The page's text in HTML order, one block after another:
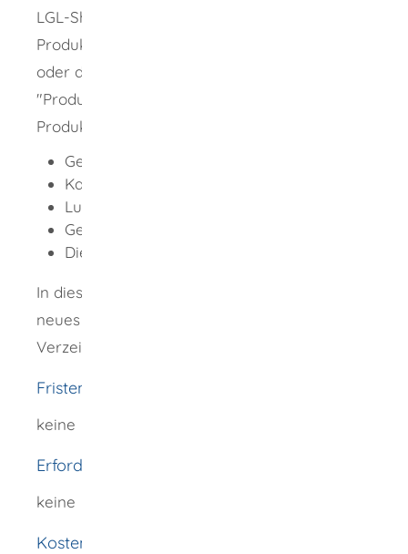
LGL-Shop aus. Um Informationen über die
Produkte und Dienstleistungen zu erhalten
oder diese zu bestellen, klicken Sie unter
"Produkte" auf einen der untergeordneten
Produktbereiche:
Geodaten
Karten, DVD und Apps
Luftbilder/Orthophotos
Geodatendienste
Dienstleistungen
In diesem Fall wird auf der linken Seite ein
neues Navigationsmenü in Form eines
Verzeichnisbaums aufgebaut.
Fristen
keine
Erforderliche Unterlagen
keine
Kosten